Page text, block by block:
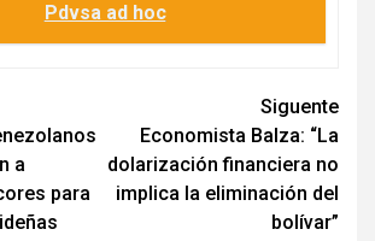
Pdvsa ad hoc
a
para
Siguente
Economista Balza: “La
dolarización financiera no
implica la eliminación del
bolívar”